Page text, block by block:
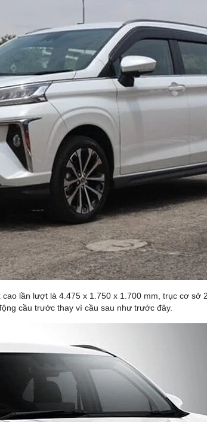
lần lượt là 4.475 x 1.750 x 1.700 mm, trục cơ sở
cầu trước thay vì cầu sau như trước đây.
Trực Tiếp ➡️ HỖ
TRƯỚC BẠ (tùy
Bắc kèm chính sách trợ giá cực HẤP DẪN từ
để nhận báo giá lăn bánh TỐT NHẤT sau 5 phút.